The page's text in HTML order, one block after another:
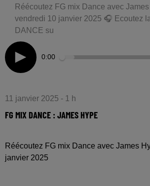
Réécoutez FG mix Dance avec
vendredi 10 janvier 2025 🎧 Ecoutez
DANCE su
0:00
11 janvier 2025 - 1 h
FG MIX DANCE : JAMES HYPE
Réécoutez FG mix Dance avec James
janvier 2025